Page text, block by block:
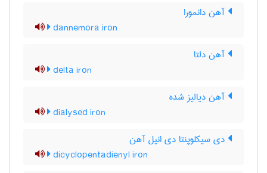
آهن دانمورا
dannemora iron
آهن دلتا
delta iron
آهن دیالیز شده
dialysed iron
دی سیکلوپنتا دی انیل آهن
dicyclopentadienyl iron